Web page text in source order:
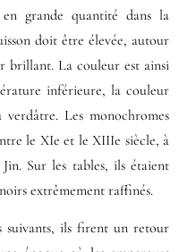
grande quantité dans la
doit être élevée, autour
brillant. La couleur est ainsi
inférieure, la couleur
Les monochromes
le XIe et le XIIIe siècle, à
Jin. Sur les tables, ils étaient
extrêmement raffinés.
suivants, ils firent un retour